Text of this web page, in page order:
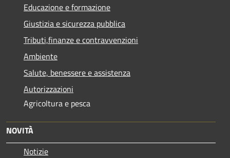
Educazione e formazione
Giustizia e sicurezza pubblica
Tributi,finanze e contravvenzioni
Ambiente
Salute, benessere e assistenza
Autorizzazioni
Agricoltura e pesca
NOVITÀ
Notizie